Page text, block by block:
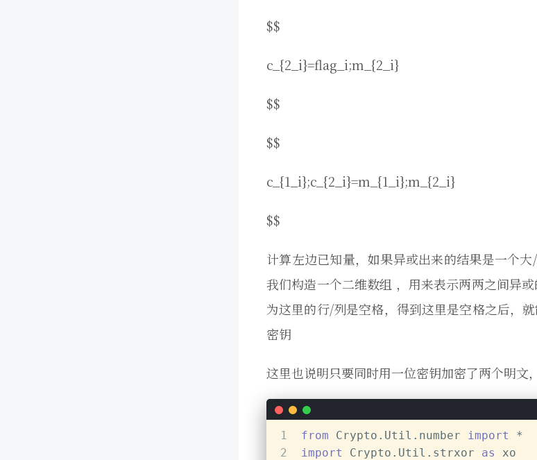
$$
c_{2_i}=flag_i;m_{2_i}
$$
$$
c_{1_i};c_{2_i}=m_{1_i};m_{2_i}
$$
计算左边已知量，如果异或出来的结果是一个
我们构造一个二维数组 ，用来表示两两之间异
为这里的行/列是空格，得到这里是空格之后，
密钥
这里也说明只要同时用一位密钥加密了两个明
1
2
from Crypto.Util.number import
*
import
Crypto.Util.strxor as
xo